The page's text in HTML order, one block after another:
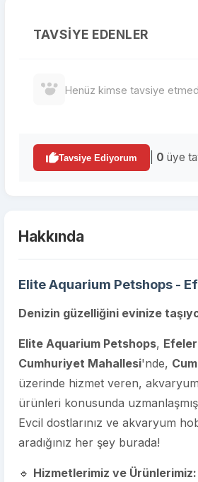
TAVSIYE EDENLER
Henüz kimse tavsiye
Tavsiye Ediyorum 0 üye
Hakkında
Elite Aquarium Petshops -
Denizin güzelliğini evinize
Elite Aquarium Petshops, Efeler
Cumhuriyet Mahallesi'nde,
üzerinde hizmet veren,
ürünleri konusunda
Evcil dostlarınız ve akvaryum
aradığınız her şey burada!
🔹 Hizmetlerimiz ve Ürünlerimiz: